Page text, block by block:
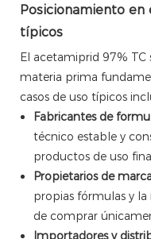
Posicionamiento
típicos
El acetamiprid 97% TC
materia prima
casos de uso típicos
Fabricantes de
técnico estable y
productos de uso
Propietarios de
propias fórmulas y
de comprar
Importadores y